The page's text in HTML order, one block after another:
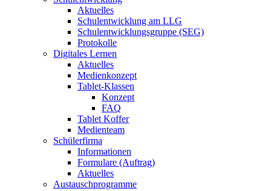
Aktuelles
Schulentwicklung am LLG
Schulentwicklungsgruppe (SEG)
Protokolle
Digitales Lernen
Aktuelles
Medienkonzept
Tablet-Klassen
Konzept
FAQ
Tablet Koffer
Medienteam
Schülerfirma
Informationen
Formulare (Auftrag)
Aktuelles
Austauschprogramme